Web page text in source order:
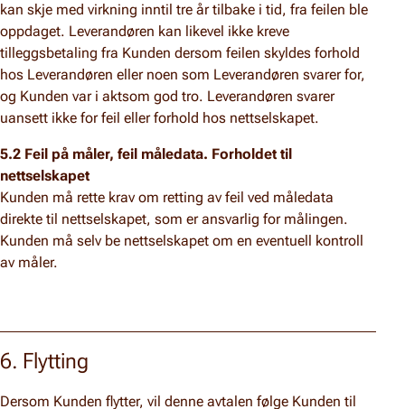
kan skje med virkning inntil tre år tilbake i tid, fra feilen ble
oppdaget. Leverandøren kan likevel ikke kreve
tilleggsbetaling fra Kunden dersom feilen skyldes forhold
hos Leverandøren eller noen som Leverandøren svarer for,
og Kunden var i aktsom god tro. Leverandøren svarer
uansett ikke for feil eller forhold hos nettselskapet.
5.2 Feil på måler, feil måledata. Forholdet til
nettselskapet
Kunden må rette krav om retting av feil ved måledata
direkte til nettselskapet, som er ansvarlig for målingen.
Kunden må selv be nettselskapet om en eventuell kontroll
av måler.
6. Flytting
Dersom Kunden flytter, vil denne avtalen følge Kunden til